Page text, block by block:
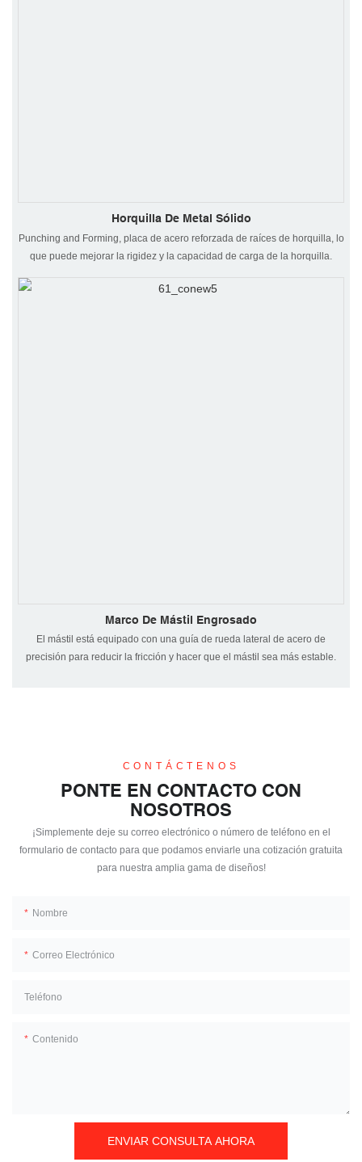
Horquilla De Metal Sólido
Punching and Forming, placa de acero reforzada de raíces de horquilla, lo
que puede mejorar la rigidez y la capacidad de carga de la horquilla.
Marco De Mástil Engrosado
El mástil está equipado con una guía de rueda lateral de acero de
precisión para reducir la fricción y hacer que el mástil sea más estable.
CONTÁCTENOS
PONTE EN CONTACTO CON
NOSOTROS
¡Simplemente deje su correo electrónico o número de teléfono en el
formulario de contacto para que podamos enviarle una cotización gratuita
para nuestra amplia gama de diseños!
Nombre
Correo Electrónico
Teléfono
Contenido
ENVIAR CONSULTA AHORA